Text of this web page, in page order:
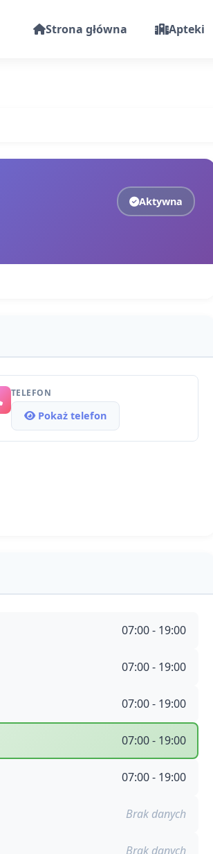
Strona główna Apteki
Aktywna
TELEFON
Pokaż telefon
07:00 - 19:00
07:00 - 19:00
07:00 - 19:00
07:00 - 19:00
07:00 - 19:00
Brak danych
Brak danych